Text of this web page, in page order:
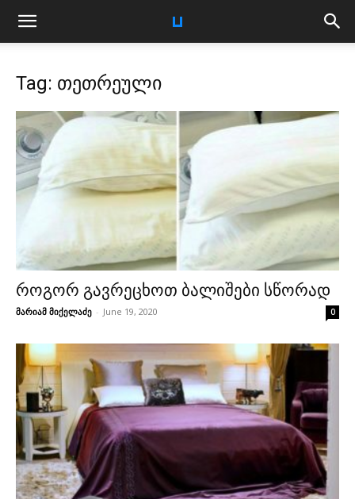
Tag: თეთრეული
როგორ გავრეცხოთ ბალიშები სწორად
მარიამ მიქელაძე - June 19, 2020 0